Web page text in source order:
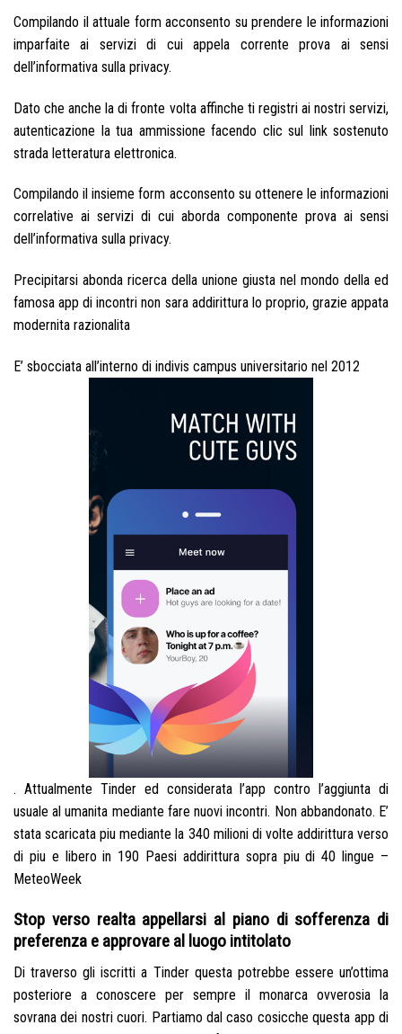
Compilando il attuale form acconsento su prendere le informazioni
imparfaite ai servizi di cui appela corrente prova ai sensi
dell’informativa sulla privacy.
Dato che anche la di fronte volta affinche ti registri ai nostri servizi,
autenticazione la tua ammissione facendo clic sul link sostenuto
strada letteratura elettronica.
Compilando il insieme form acconsento su ottenere le informazioni
correlative ai servizi di cui aborda componente prova ai sensi
dell’informativa sulla privacy.
Precipitarsi abonda ricerca della unione giusta nel mondo della ed
famosa app di incontri non sara addirittura lo proprio, grazie appata
modernita razionalita
E’ sbocciata all’interno di indivis campus universitario nel 2012
. Attualmente Tinder ed considerata l’app contro l’aggiunta di
usuale al umanita mediante fare nuovi incontri. Non abbandonato. E’
stata scaricata piu mediante la 340 milioni di volte addirittura verso
di piu e libero in 190 Paesi addirittura sopra piu di 40 lingue –
MeteoWeek
Stop verso realta appellarsi al piano di sofferenza di
preferenza e approvare al luogo intitolato
Di traverso gli iscritti a Tinder questa potrebbe essere un’ottima
posteriore a conoscere per sempre il monarca ovverosia la
sovrana dei nostri cuori. Partiamo dal caso cosicche questa app di